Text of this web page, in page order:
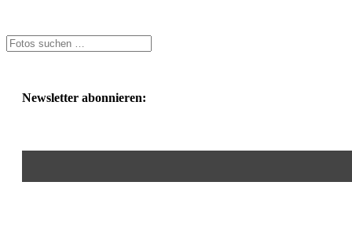
Newsletter abonnieren: